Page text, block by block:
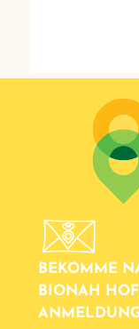
BEKOMME
BIONAH